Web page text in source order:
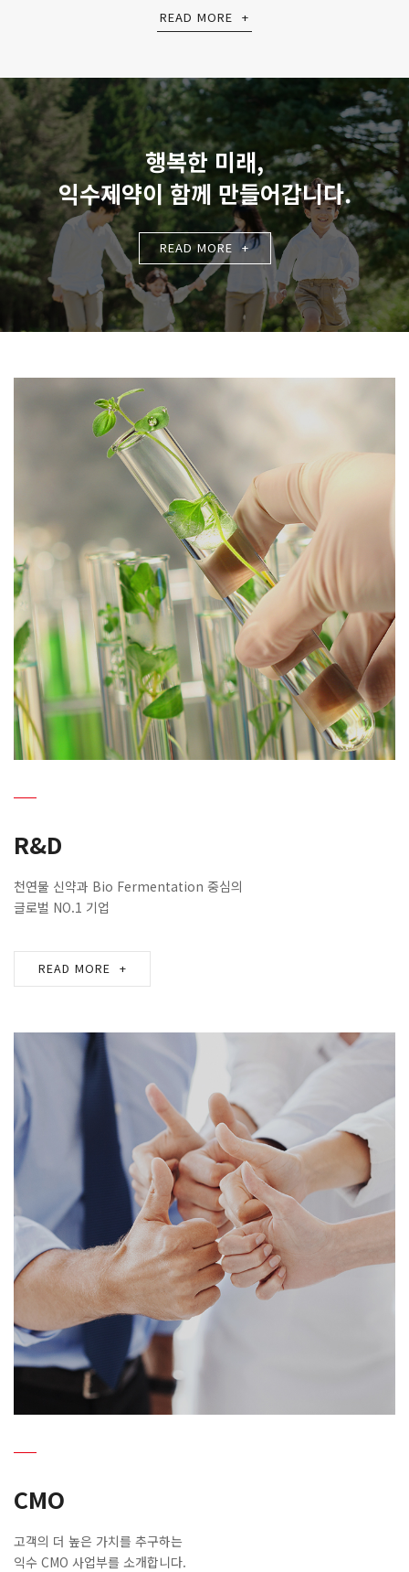
진행하며, 전국 1 만여 거래처를 확보해 인근 약국 어디에서나
취어스를 만나볼 수 있게 한다는 계획이다.광고에서는 숙취해소
해결책을 제시한다.익수제약 관계자는 “음주로 인한 두통, 구토 에
효능·효과를 가진 의약품임을 보다 명확히 전달하고자 취어스의 이번
리뉴얼과 광고를 추진하게 됐다”라며 “숙취케어 시장에서 소비자가
상황에 맞는 선택을 할 수 있도록 커뮤니케이션을 강화해 나갈
것이다”고 전했다.
READ MORE +
행복한 미래,
익수제약이 함께 만들어갑니다.
READ MORE +
R&D
천연물 신약과 Bio Fermentation 중심의
글로벌 NO.1 기업
READ MORE +
CMO
고객의 더 높은 가치를 추구하는
익수 CMO 사업부를 소개합니다.